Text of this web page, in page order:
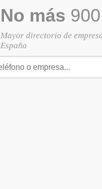
No más 900
Mayor directorio de
España